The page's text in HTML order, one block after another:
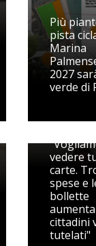
Più
pista
Marina
2027
verde di
vedere
carte.
spese e
bollette
cittadini
tutelati"